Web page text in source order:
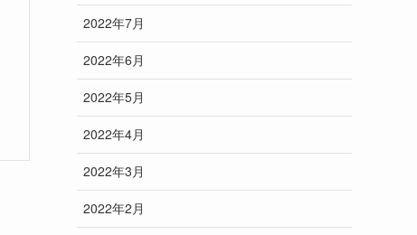
2022年7月
2022年6月
2022年5月
2022年4月
2022年3月
2022年2月